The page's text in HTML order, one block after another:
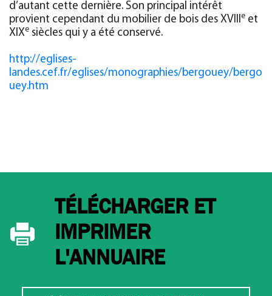
d’autant cette dernière. Son principal intérêt
provient cependant du mobilier de bois des XVIIIe et
XIXe siècles qui y a été conservé.
http://eglises-
landes.cef.fr/eglises/monographies/bergouey/bergo
uey.htm
TÉLÉCHARGER ET
IMPRIMER
L'ANNUAIRE